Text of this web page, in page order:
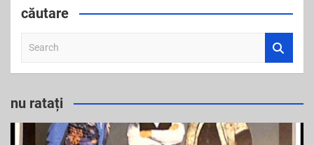
căutare
a
c
nu ratați